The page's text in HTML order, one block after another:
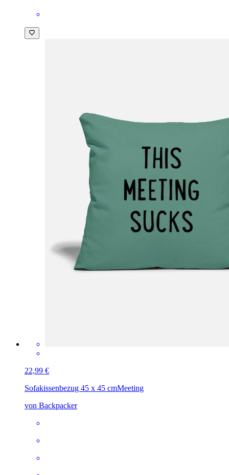
22,99 €
Sofakissenbezug 45 x 45 cmMeeting
von Backpacker